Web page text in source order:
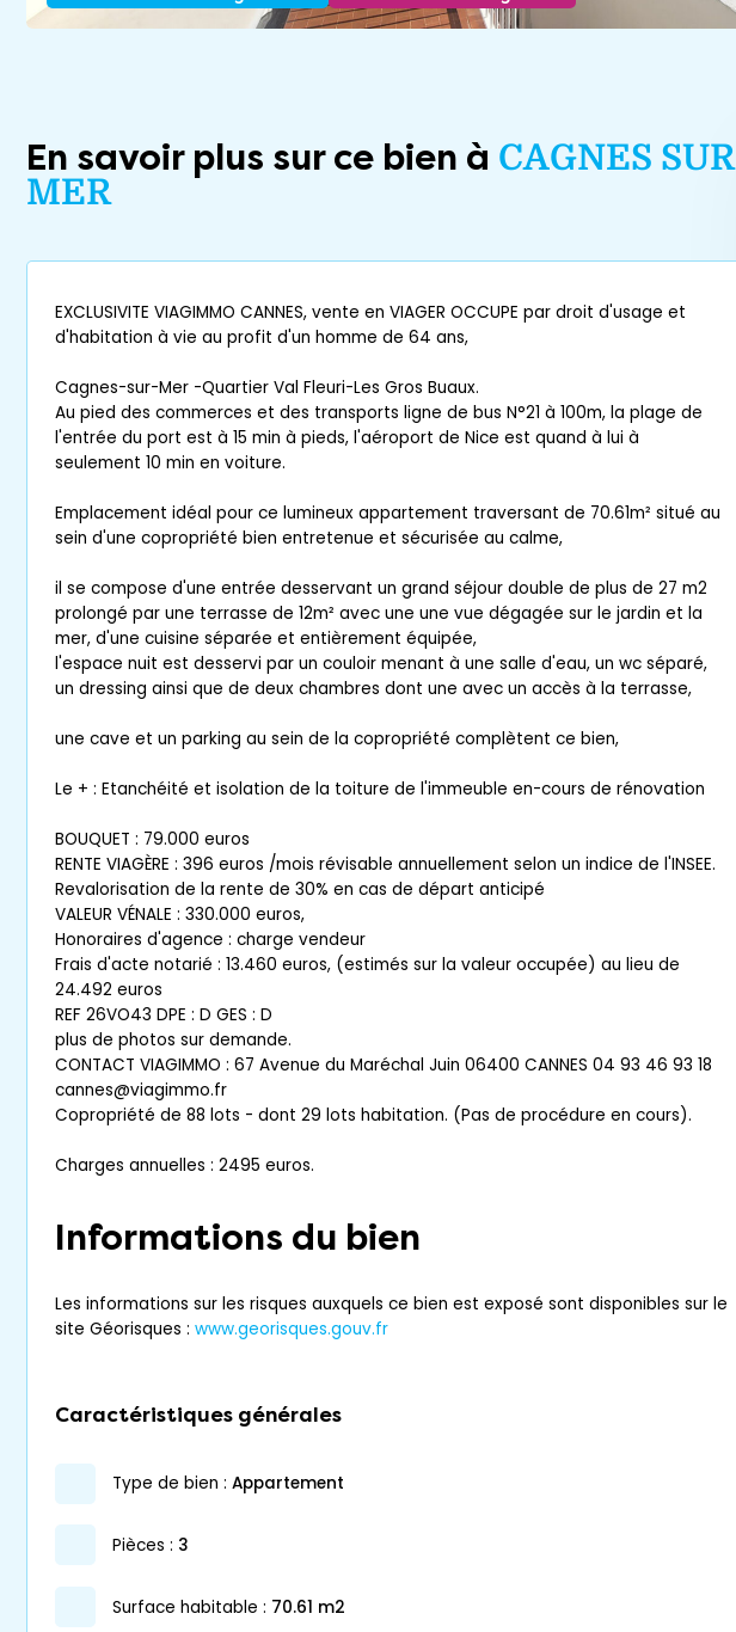
En savoir plus sur ce bien à CAGNES SUR
MER
EXCLUSIVITE VIAGIMMO CANNES, vente en VIAGER OCCUPE par droit d'usage et
d'habitation à vie au profit d'un homme de 64 ans,
Cagnes-sur-Mer -Quartier Val Fleuri-Les Gros Buaux.
Au pied des commerces et des transports ligne de bus N°21 à 100m, la plage de
l'entrée du port est à 15 min à pieds, l'aéroport de Nice est quand à lui à
seulement 10 min en voiture.
Emplacement idéal pour ce lumineux appartement traversant de 70.61m² situé au
sein d'une copropriété bien entretenue et sécurisée au calme,
il se compose d'une entrée desservant un grand séjour double de plus de 27 m2
prolongé par une terrasse de 12m² avec une une vue dégagée sur le jardin et la
mer, d'une cuisine séparée et entièrement équipée,
l'espace nuit est desservi par un couloir menant à une salle d'eau, un wc séparé,
un dressing ainsi que de deux chambres dont une avec un accès à la terrasse,
une cave et un parking au sein de la copropriété complètent ce bien,
Le + : Etanchéité et isolation de la toiture de l'immeuble en-cours de rénovation
BOUQUET : 79.000 euros
RENTE VIAGÈRE : 396 euros /mois révisable annuellement selon un indice de l'INSEE.
Revalorisation de la rente de 30% en cas de départ anticipé
VALEUR VÉNALE : 330.000 euros,
Honoraires d'agence : charge vendeur
Frais d'acte notarié : 13.460 euros, (estimés sur la valeur occupée) au lieu de
24.492 euros
REF 26VO43 DPE : D GES : D
plus de photos sur demande.
CONTACT VIAGIMMO : 67 Avenue du Maréchal Juin 06400 CANNES 04 93 46 93 18
cannes@viagimmo.fr
Copropriété de 88 lots - dont 29 lots habitation. (Pas de procédure en cours).
Charges annuelles : 2495 euros.
Informations du bien
Les informations sur les risques auxquels ce bien est exposé sont disponibles sur le
site Géorisques : www.georisques.gouv.fr
Caractéristiques générales
type de bien : appartement
pièces : 3
surface habitable : 70.61 m2